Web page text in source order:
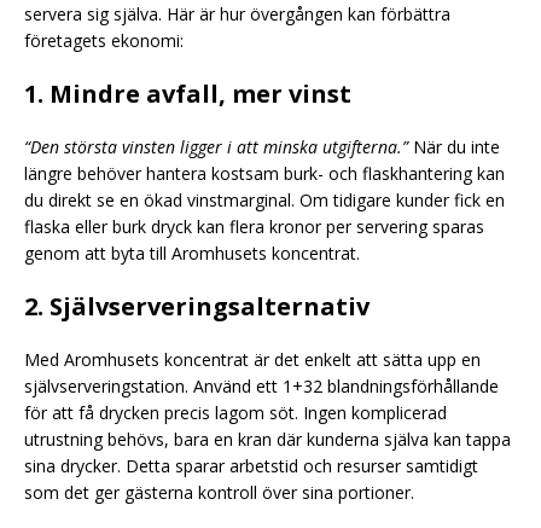
servera sig själva. Här är hur övergången kan förbättra
företagets ekonomi:
1. Mindre avfall, mer vinst
“Den största vinsten ligger i att minska utgifterna.”När du inte
längre behöver hantera kostsam burk- och flaskhantering kan
du direkt se en ökad vinstmarginal. Om tidigare kunder fick en
flaska eller burk dryck kan flera kronor per servering sparas
genom att byta till Aromhusets koncentrat.
2. Självserveringsalternativ
Med Aromhusets koncentrat är det enkelt att sätta upp en
självserveringstation. Använd ett 1+32 blandningsförhållande
för att få drycken precis lagom söt. Ingen komplicerad
utrustning behövs, bara en kran där kunderna själva kan tappa
sina drycker. Detta sparar arbetstid och resurser samtidigt
som det ger gästerna kontroll över sina portioner.